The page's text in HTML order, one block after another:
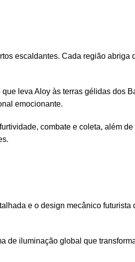
escaldantes. Cada região abriga
leva Aloy às terras gélidas dos
emocionante.
combate e coleta, além
e o design mecânico futurista
de iluminação global que